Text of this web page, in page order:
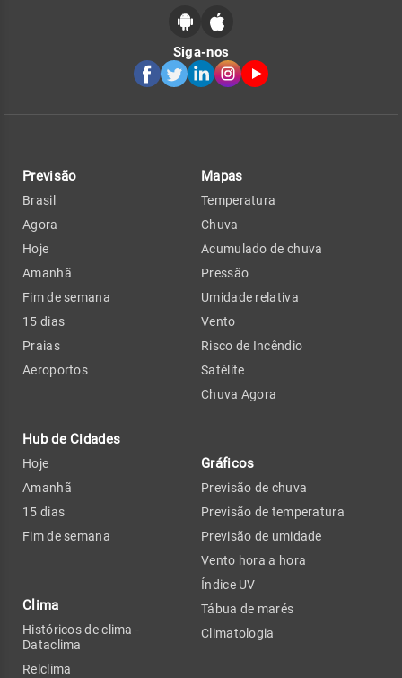
Siga-nos
Previsão
Brasil
Agora
Hoje
Amanhã
Fim de semana
15 dias
Praias
Aeroportos
Hub de Cidades
Hoje
Amanhã
15 dias
Fim de semana
Clima
Históricos de clima -
Dataclima
Relclima
Mapas
Temperatura
Chuva
Acumulado de chuva
Pressão
Umidade relativa
Vento
Risco de Incêndio
Satélite
Chuva Agora
Gráficos
Previsão de chuva
Previsão de temperatura
Previsão de umidade
Vento hora a hora
Índice UV
Tábua de marés
Climatologia